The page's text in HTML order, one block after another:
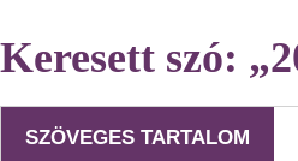
Keresett szó:
SZÖVEGES TARTALOM